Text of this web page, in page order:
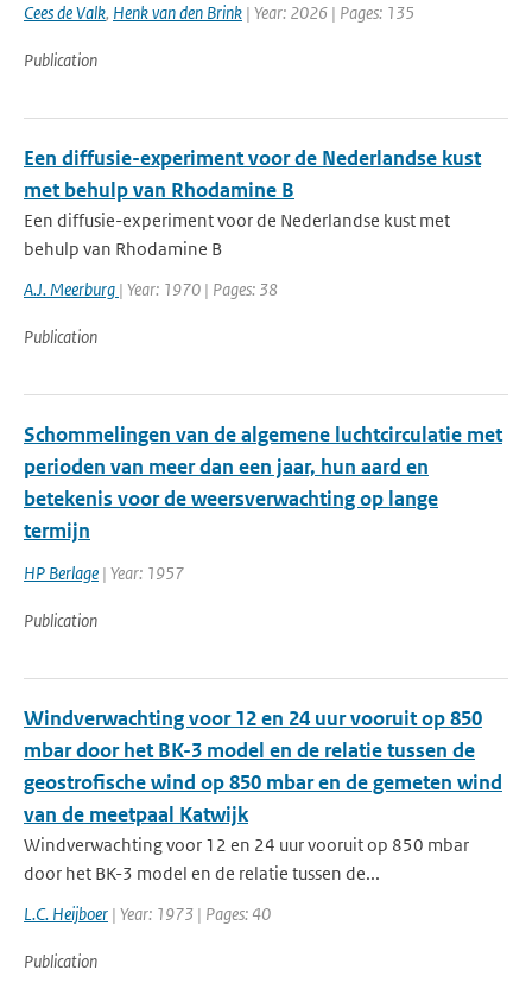
Cees de Valk, Henk van den Brink | Year: 2026 | Pages: 135
Publication
Een diffusie-experiment voor de Nederlandse kust
met behulp van Rhodamine B
Een diffusie-experiment voor de Nederlandse kust met
behulp van Rhodamine B
A.J. Meerburg | Year: 1970 | Pages: 38
Publication
Schommelingen van de algemene luchtcirculatie met
perioden van meer dan een jaar, hun aard en
betekenis voor de weersverwachting op lange
termijn
HP Berlage | Year: 1957
Publication
Windverwachting voor 12 en 24 uur vooruit op 850
mbar door het BK-3 model en de relatie tussen de
geostrofische wind op 850 mbar en de gemeten wind
van de meetpaal Katwijk
Windverwachting voor 12 en 24 uur vooruit op 850 mbar
door het BK-3 model en de relatie tussen de...
L.C. Heijboer | Year: 1973 | Pages: 40
Publication